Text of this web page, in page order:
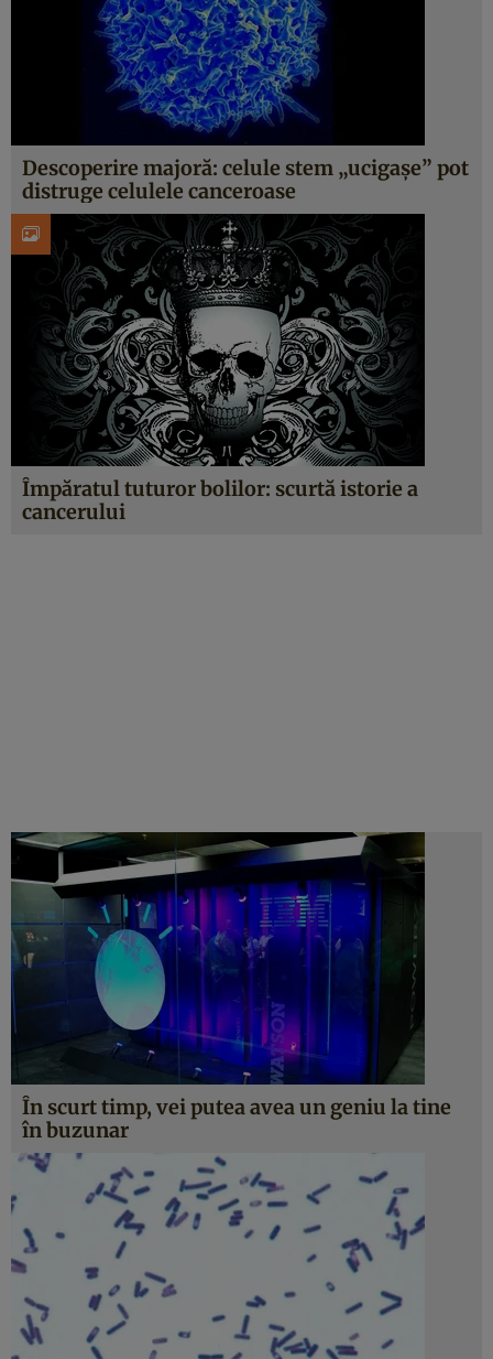
Descoperire majoră: celule stem „ucigaşe” pot
distruge celulele canceroase
Împăratul tuturor bolilor: scurtă istorie a
cancerului
În scurt timp, vei putea avea un geniu la tine
în buzunar